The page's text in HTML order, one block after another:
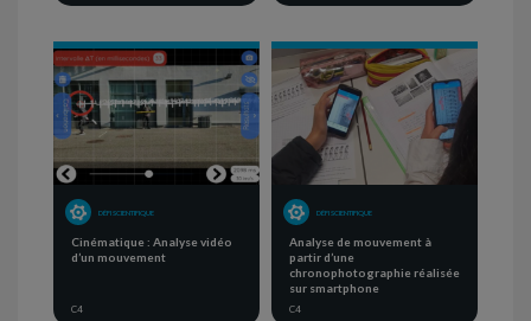
DÉFI SCIENTIFIQUE
Cinématique : Analyse vidéo
d’un mouvement
C4
DÉFI SCIENTIFIQUE
Analyse de mouvement à
partir d’une
chronophotographie réalisée
sur smartphone
C4